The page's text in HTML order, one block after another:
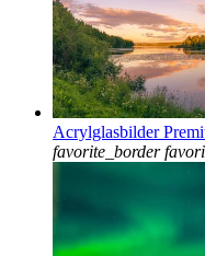
Acrylglasbilder
favorite_border